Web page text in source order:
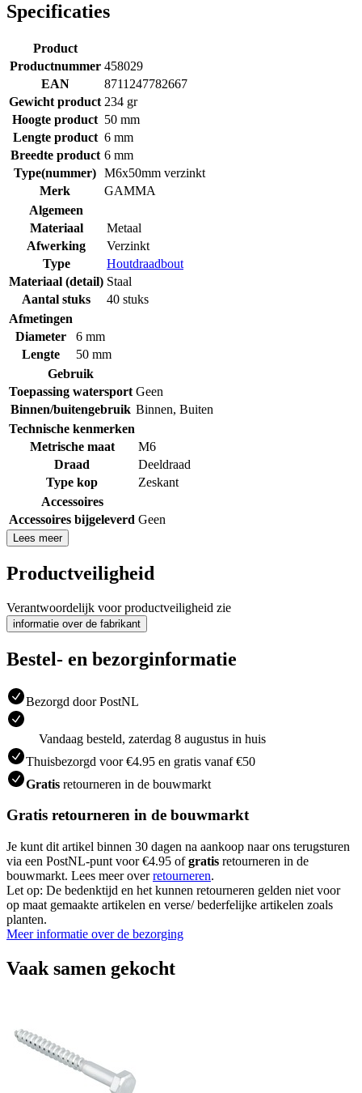
Specificaties
Product
Productnummer 458029
EAN
8711247782667
Gewicht product 234 gr
Hoogte product 50 mm
Lengte product 6 mm
Breedte product 6 mm
Type(nummer) M6x50mm verzinkt
Merk
GAMMA
Algemeen
Materiaal
Metaal
Afwerking
Verzinkt
Type
Houtdraadbout
Materiaal (detail) Staal
Aantal stuks
40 stuks
Afmetingen
Diameter
6 mm
Lengte
50 mm
Gebruik
Toepassing watersport Geen
Binnen/buitengebruik Binnen, Buiten
Technische kenmerken
Metrische maat
M6
Draad
Deeldraad
Type kop
Zeskant
Accessoires
Accessoires bijgeleverd Geen
Lees meer
Productveiligheid
Verantwoordelijk voor productveiligheid zie
informatie over de fabrikant
Bestel- en bezorginformatie
Bezorgd door PostNL
Vandaag besteld, zaterdag 8 augustus in huis
Thuisbezorgd voor €4.95 en gratis vanaf €50
Gratis retourneren in de bouwmarkt
Gratis retourneren in de bouwmarkt
Je kunt dit artikel binnen 30 dagen na aankoop naar ons terugsturen
via een PostNL-punt voor €4.95 ofgratis retourneren in de
bouwmarkt. Lees meer overretourneren.
Let op: De bedenktijd en het kunnen retourneren gelden niet voor
op maat gemaakte artikelen en verse/ bederfelijke artikelen zoals
planten.
Meer informatie over de bezorging
Vaak samen gekocht